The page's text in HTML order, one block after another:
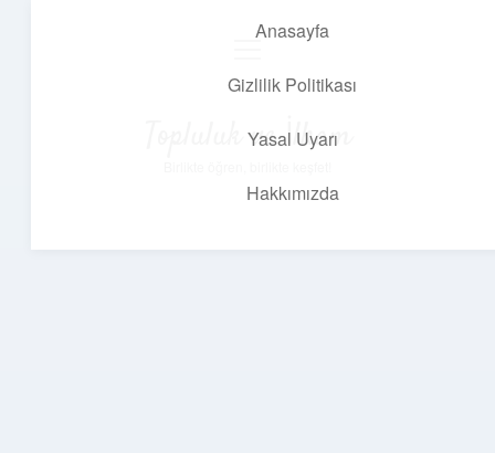
Anasayfa
Gizlilik Politikası
Yasal Uyarı
Hakkımızda
Topluluk ve İlham